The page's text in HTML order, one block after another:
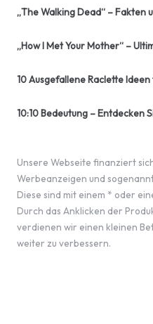
„The Walking Dead“ – Fakten
„How I Met Your Mother“ –
10 Ausgefallene Raclette
10:10 Bedeutung – Entdecken
Unsere Webseite finanziert
Werbeanzeigen und
Diese sind mit einem * oder
Durch das Anklicken der
verdienen wir einen kleinen
weiter zu verbessern.